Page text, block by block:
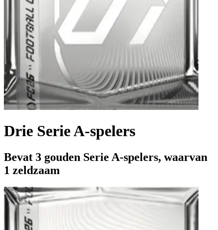
Drie Serie A-spelers
Bevat 3 gouden Serie A-spelers, waarvan
1 zeldzaam